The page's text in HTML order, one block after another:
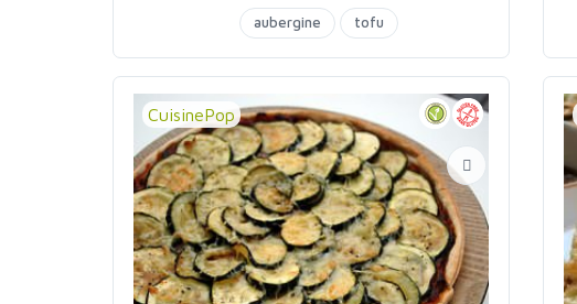
aubergine
tofu
CuisinePop